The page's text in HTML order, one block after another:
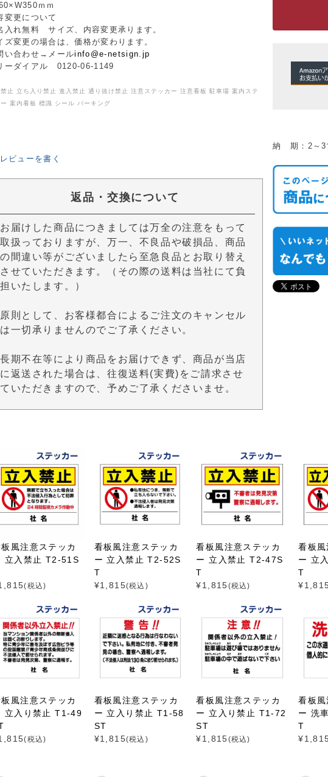
ｍｍ
変更について
入れ無料 サイズ、内容変更承ります。
ズ変更の場合は、価格が変わります。
い合わせ→メールinfo@e-netsign.jp
ーダイアル 0120-06-1149
禁止 立ち入り禁止 進入禁止 通り抜け禁止 注意ステッカー 注意看板 駐車場 案内ステ
ー 案内看板 標識 シール パーキング
レビューを書く
返品・交換について
お届けした商品につきましては万全の注意をもって
取扱っておりますが、万一、不良品や破損品、商品
の間違い等がございましたら至急良品とお取り替え
させていただきます。（その際の送料は当社にて負
担いたします。）
原則として、お客様都合によるご注文のキャンセル
は一切承りませんのでご了承ください。
長期不在等により商品をお届けできず、商品が当店
に返送された場合は、往復送料(実費)をご請求させ
ていただきますので、予めご了承くださいませ。
納 期：2～3
風注意ステッカ
立入禁止 T2-51S
(税込)
看板風注意ステッカ
ー 立入禁止 T2-52S
T
¥1,815(税込)
看板風注意ステッカ
ー 立入禁止 T2-47S
T
¥1,815(税込)
看板風
ー 立
T
¥
風注意ステッカ
立入り禁止 T1-49
(税込)
看板風注意ステッカ
ー 立入り禁止 T1-58
ST
¥1,815(税込)
看板風注意ステッカ
ー 立入り禁止 T1-72
ST
¥1,815(税込)
看板風
ー 洗
T
¥